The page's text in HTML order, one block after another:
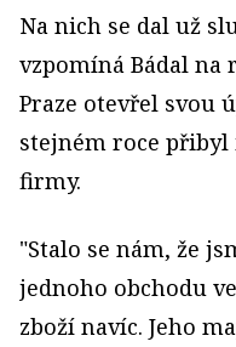
Na nich se dal už
vzpomíná Bádal na
Praze otevřel svou
stejném roce
firmy.
"Stalo se nám, že
jednoho obchodu
zboží navíc. Jeho